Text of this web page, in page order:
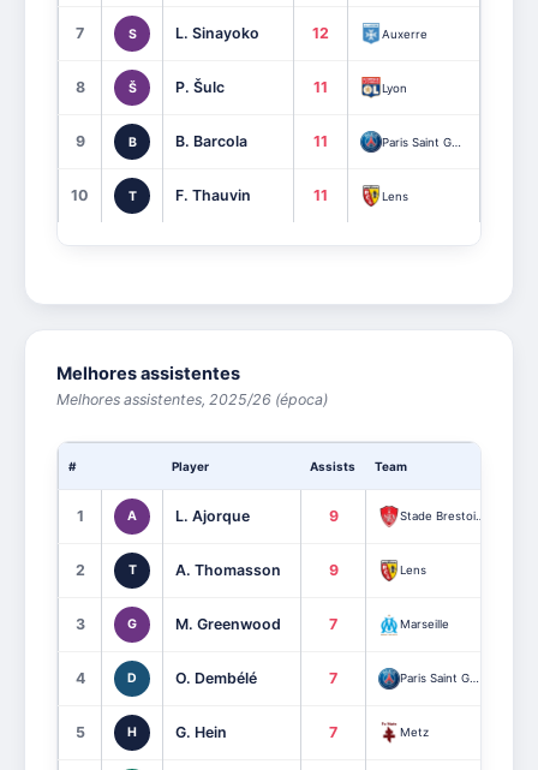
7 S L. Sinayoko 12 Auxerre
8 Š P. Šulc 11 Lyon
9 B B. Barcola 11
10 T F. Thauvin 11 Lens
Melhores assistentes
Melhores assistentes, 2025/26 (época)
# Player Assists Team
1 A L. Ajorque 9 Stade Brestois 29
2 T A. Thomasson 9 Lens
3 G M. Greenwood 7 Marseille
4 D O. Dembélé 7 Paris Saint Germain
5 H G. Hein 7 Metz